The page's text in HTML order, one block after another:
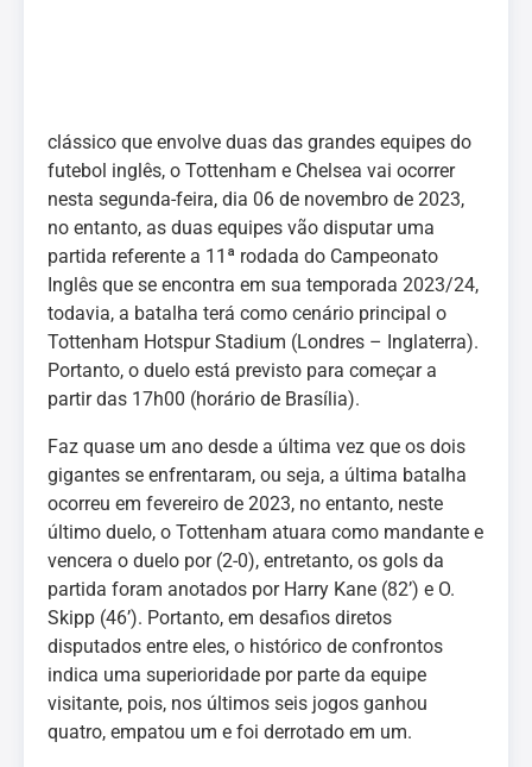
clássico que envolve duas das grandes equipes do
futebol inglês, o Tottenham e Chelsea vai ocorrer
nesta segunda-feira, dia 06 de novembro de 2023,
no entanto, as duas equipes vão disputar uma
partida referente a 11ª rodada do Campeonato
Inglês que se encontra em sua temporada 2023/24,
todavia, a batalha terá como cenário principal o
Tottenham Hotspur Stadium (Londres – Inglaterra).
Portanto, o duelo está previsto para começar a
partir das 17h00 (horário de Brasília).
Faz quase um ano desde a última vez que os dois
gigantes se enfrentaram, ou seja, a última batalha
ocorreu em fevereiro de 2023, no entanto, neste
último duelo, o Tottenham atuara como mandante e
vencera o duelo por (2-0), entretanto, os gols da
partida foram anotados por Harry Kane (82’) e O.
Skipp (46’). Portanto, em desafios diretos
disputados entre eles, o histórico de confrontos
indica uma superioridade por parte da equipe
visitante, pois, nos últimos seis jogos ganhou
quatro, empatou um e foi derrotado em um.